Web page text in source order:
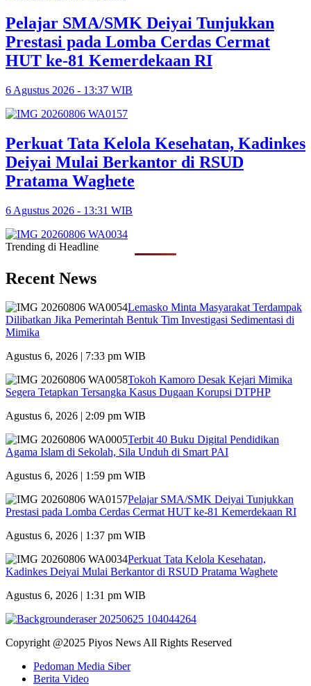
Pelajar SMA/SMK Deiyai Tunjukkan
Prestasi pada Lomba Cerdas Cermat
HUT ke-81 Kemerdekaan RI
6 Agustus 2026 - 13:37 WIB
Perkuat Tata Kelola Kesehatan, Kadinkes
Deiyai Mulai Berkantor di RSUD
Pratama Waghete
6 Agustus 2026 - 13:31 WIB
Trending di Headline
Recent News
Lemasko Minta Masyarakat Terdampak
Dilibatkan Jika Pemerintah Bentuk Tim Investigasi Sedimentasi di
Mimika
Agustus 6, 2026 | 7:33 pm WIB
Tokoh Kamoro Desak Kejari Mimika
Segera Tetapkan Tersangka Kasus Dugaan Korupsi DTPHP
Agustus 6, 2026 | 2:09 pm WIB
Terbit 40 Buku Digital Pendidikan
Agama Islam di Sekolah, Sila Unduh di Smart PAI
Agustus 6, 2026 | 1:59 pm WIB
Pelajar SMA/SMK Deiyai Tunjukkan
Prestasi pada Lomba Cerdas Cermat HUT ke-81 Kemerdekaan RI
Agustus 6, 2026 | 1:37 pm WIB
Perkuat Tata Kelola Kesehatan,
Kadinkes Deiyai Mulai Berkantor di RSUD Pratama Waghete
Agustus 6, 2026 | 1:31 pm WIB
Copyright @2025 Piyos News All Rights Reserved
Pedoman Media Siber
Berita Video